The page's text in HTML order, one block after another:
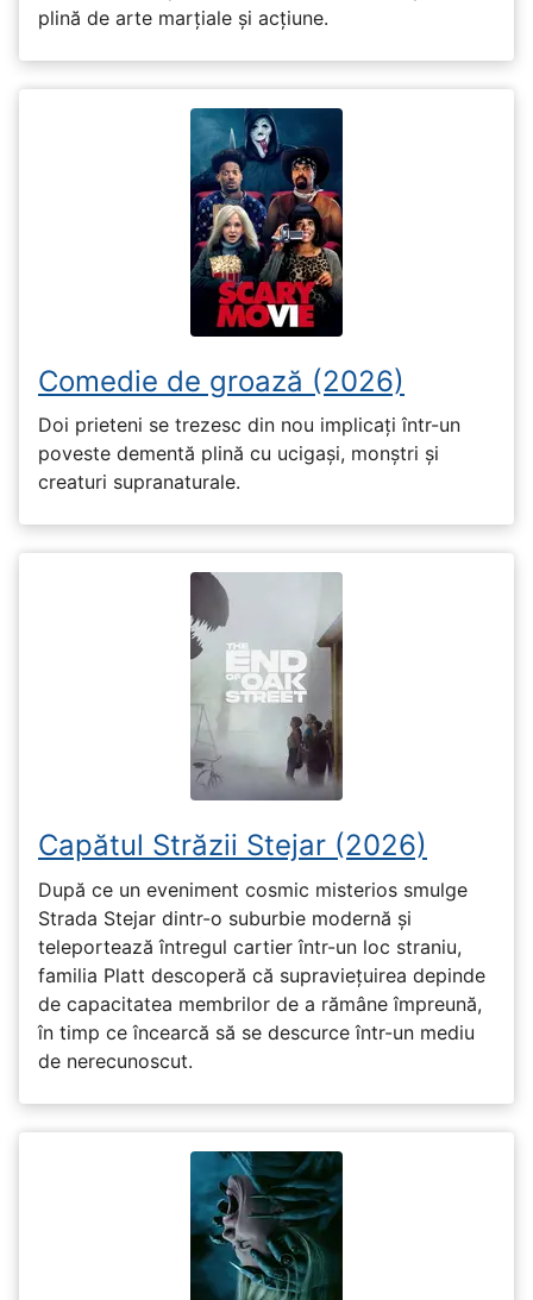
plină de arte marțiale și acțiune.
Comedie de groază (2026)
Doi prieteni se trezesc din nou implicați într-un
poveste dementă plină cu ucigași, monștri și
creaturi supranaturale.
Capătul Străzii Stejar (2026)
După ce un eveniment cosmic misterios smulge
Strada Stejar dintr-o suburbie modernă și
teleportează întregul cartier într-un loc straniu,
familia Platt descoperă că supraviețuirea depinde
de capacitatea membrilor de a rămâne împreună,
în timp ce încearcă să se descurce într-un mediu
de nerecunoscut.